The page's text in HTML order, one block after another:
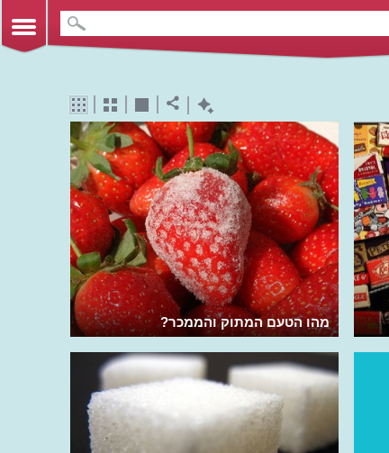
מהו הטעם המתוק והממכר?